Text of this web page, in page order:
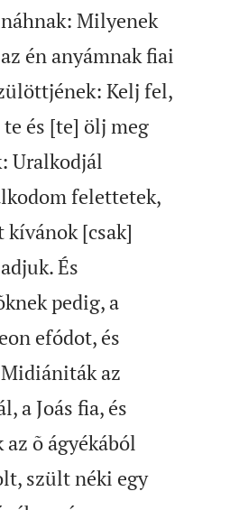
Milyenek
én anyámnak fiai
Kelj fel,
és [te] ölj meg
Uralkodjál
felettetek,
kívánok [csak]
És
pedig, a
efódot, és
az
a Joás fia, és
õ ágyékából
szült néki egy